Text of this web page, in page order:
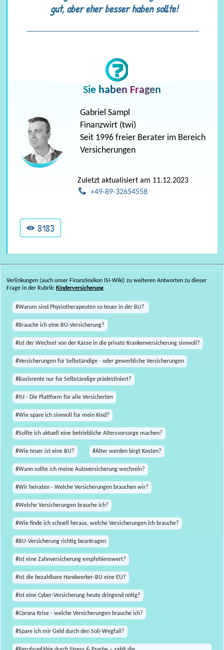
mehr ...
gut, aber eher besser haben sollte!
Sie haben Fragen
Gabriel Sampl
Finanzwirt (twi)
Seit 1996 freier Berater im Bereich
Versicherungen
Zuletzt aktualisiert am 11.12.2023
+49-89-32654558
8183
Verlinkungen (auch unser Finanzlexikon ISI-Wiki) zu weiteren Antworten zu dieser
Frage in der Rubrik: Kinderversicherung
#Warum sind Physiotherapeuten so teuer in der BU?
#Brauche ich eine BU-Versicherung?
#Ist der Wechsel von der Kasse in die private Krankenversicherung sinnvoll?
#Versicherungen für Selbständige - oder gewerbliche Versicherungen
#Basisrente nur für Selbständige prädestiniert?
#ISI - Die Plattform für alle Versicherten
#Wie spare ich sinnvoll für mein Kind?
#Sollte ich aktuell eine betriebliche Altersvorsorge machen?
#Wie teuer ist eine BU? #Älter werden birgt Kosten?
#Wann sollte ich meine Autoversicherung wechseln?
#Wir heiraten - Welche Versicherungen brauchen wir?
#Welche Versicherungen brauche ich?
#Wie finde ich schnell heraus, welche Versicherungen ich brauche?
#BU-Versicherung richtig beantragen
#Ist eine Zahnversicherung empfehlenswert?
#Ist die bezahlbare Handwerker-BU eine EU?
#Ist eine Cyber-Versicherung heute dringend nötig?
#Corona Krise - welche Versicherungen brauche ich?
#Spare ich mir Geld durch den Soli-Wegfall?